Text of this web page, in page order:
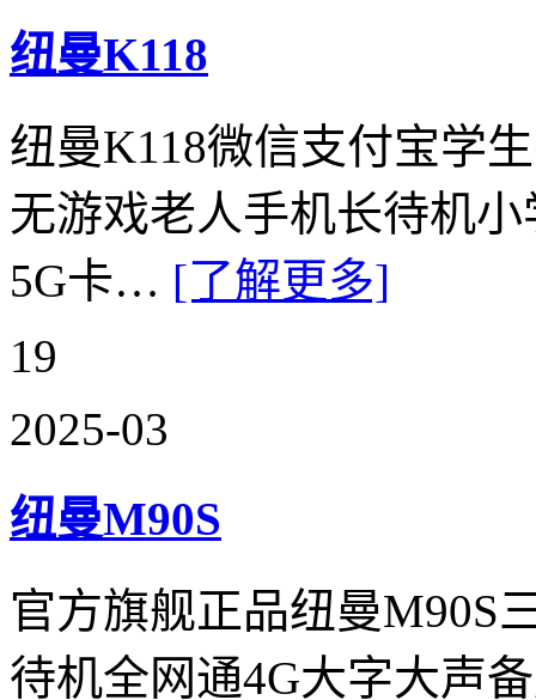
纽曼K118
纽曼K118微信支付宝学
无游戏老人手机长待机
5G卡… [了解更多]
19
2025-03
纽曼M90S
官方旗舰正品纽曼M90S
待机全网通4G大字大声